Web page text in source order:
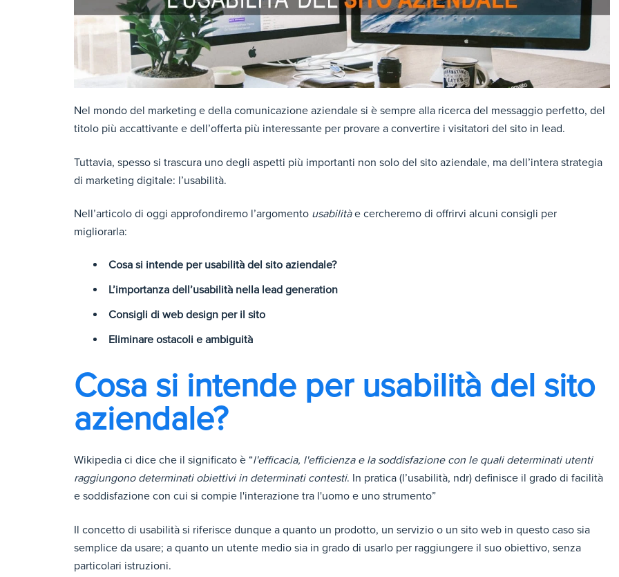
Nel mondo del marketing e della comunicazione aziendale si è sempre alla ricerca del messaggio perfetto, del
titolo più accattivante e dell’offerta più interessante per provare a convertire i visitatori del sito in lead.
Tuttavia, spesso si trascura uno degli aspetti più importanti non solo del sito aziendale, ma dell’intera strategia
di marketing digitale: l’usabilità.
Nell’articolo di oggi approfondiremo l’argomento usabilitàe cercheremo di offrirvi alcuni consigli per
migliorarla:
Cosa si intende per usabilità del sito aziendale?
L’importanza dell’usabilità nella lead generation
Consigli di web design per il sito
Eliminare ostacoli e ambiguità
Cosa si intende per usabilità del sito
aziendale?
Wikipedia ci dice che il significato è “l'efficacia, l'efficienza e la soddisfazione con le quali determinati utenti
raggiungono determinati obiettivi in determinati contesti. In pratica (l’usabilità, ndr) definisce il grado di facilità
e soddisfazione con cui si compie l'interazione tra l'uomo e uno strumento”
Il concetto di usabilità si riferisce dunque a quanto un prodotto, un servizio o un sito web in questo caso sia
semplice da usare; a quanto un utente medio sia in grado di usarlo per raggiungere il suo obiettivo, senza
particolari istruzioni.